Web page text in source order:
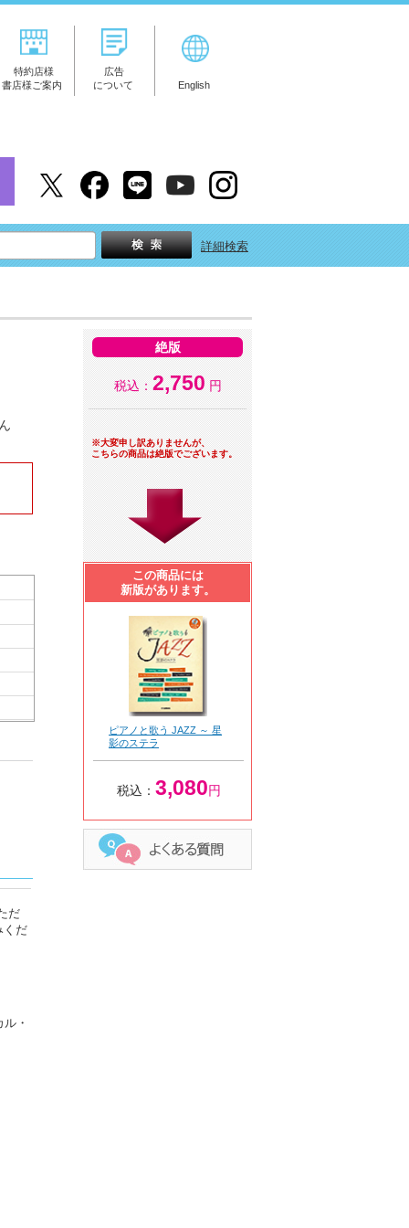
特約店様
書店様ご案内
広告
について
English
詳細検索
だ
くだ
・
絶版
税込： 2,750 円
※大変申し訳ありませんが、
こちらの商品は絶版でございます。
この商品には
新版があります。
ピアノと歌う JAZZ ～ 星
影のステラ
税込： 3,080円